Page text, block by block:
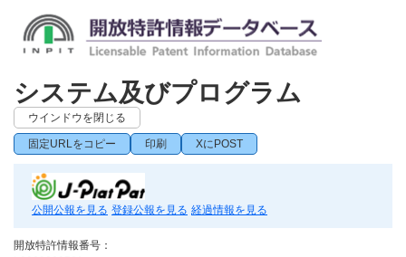
システム及びプログラム
ウインドウを閉じる
固定URLをコピー 印刷 XにPOST
公開公報を見る 登録公報を見る 経過情報を見る
開放特許情報番号：